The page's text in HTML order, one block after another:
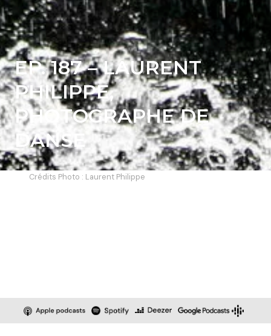
EP. 187 – LAURENT
PHILIPPE,
PHOTOGRAPHE DE
DANSE
Crédits Photo : Laurent Philippe